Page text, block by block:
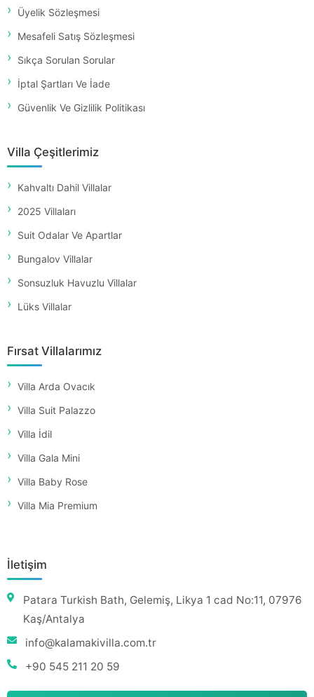
Üyelik Sözleşmesi
Mesafeli Satış Sözleşmesi
Sıkça Sorulan Sorular
İptal Şartları Ve İade
Güvenlik Ve Gizlilik Politikası
Villa Çeşitlerimiz
Kahvaltı Dahil Villalar
2025 Villaları
Suit Odalar Ve Apartlar
Bungalov Villalar
Sonsuzluk Havuzlu Villalar
Lüks Villalar
Fırsat Villalarımız
Villa Arda Ovacık
Villa Suit Palazzo
Villa İdil
Villa Gala Mini
Villa Baby Rose
Villa Mia Premium
İletişim
Patara Turkish Bath, Gelemiş, Likya 1 cad No:11, 07976
Kaş/Antalya
info@kalamakivilla.com.tr
+90 545 211 20 59